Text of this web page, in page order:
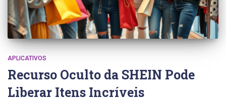
APLICATIVOS
Recurso Oculto da SHEIN Pode
Liberar Itens Incríveis